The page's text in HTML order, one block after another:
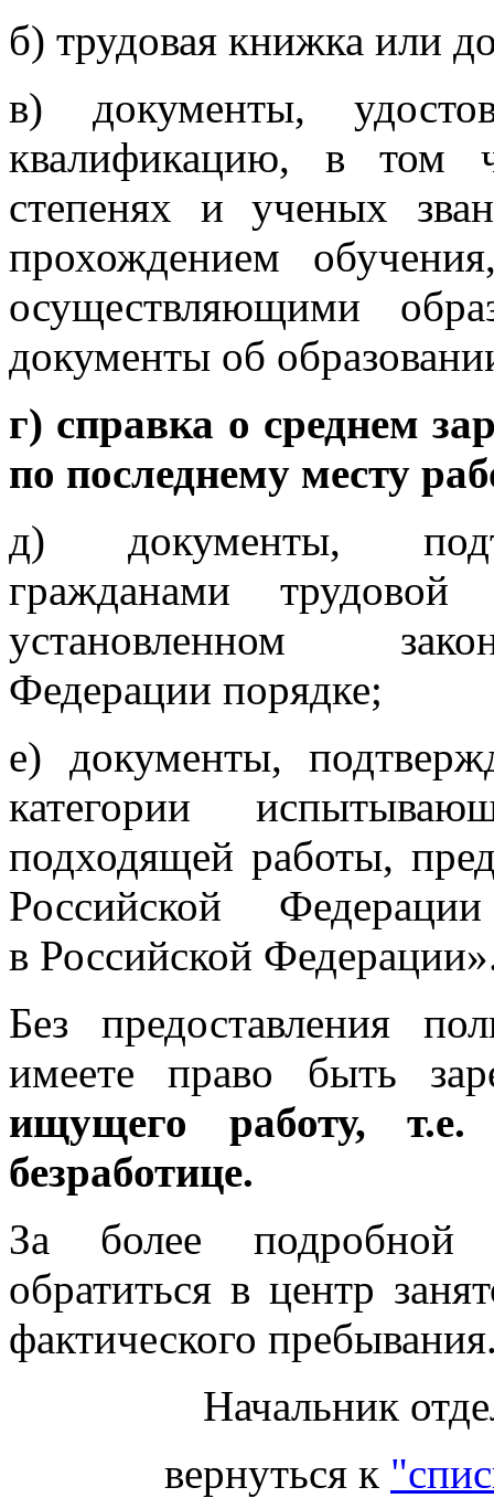
б) трудовая книжка или
в) документы,
квалификацию, в том
степенях и ученых
прохождением
осуществляющими
документы об
г) справка о среднем
по последнему месту
д) документы,
гражданами
установленном
Федерации порядке;
е) документы,
категории
подходящей работы,
Российской
в Российской
Без предоставления
имеете право быть
ищущего работу,
безработице.
За более подробной
обратиться в центр
фактического
Начальник
вернуться к